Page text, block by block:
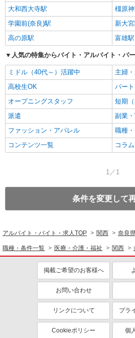
大和西大寺駅
橿原
学園前(奈良)駅
新大
高の原駅
富雄駅
人気の特集からバイト・アルバイト・パ
ミドル（40代～）活躍中
主婦
高校生OK
パート
オープニングスタッフ
短期（
派遣
副業
ファッション・アパレル
職種
コンテンツ一覧
コラ
1／1
条件を変更して
アルバイト・バイト・求人TOP 関西 奈良
職種・条件一覧 医療・介護・福祉 関西
掲載ご希望のお客様へ
お問い合わせ
リンクについて プラ
Cookieポリシー 個